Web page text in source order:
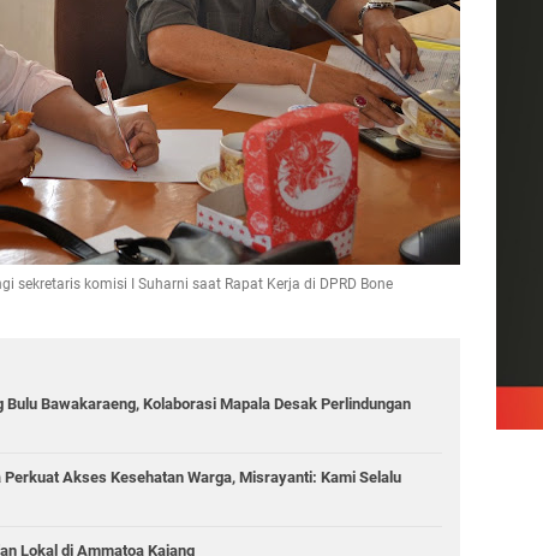
komisi I Suharni saat Rapat Kerja di DPRD Bone
Bawakaraeng, Kolaborasi Mapala Desak Perlindungan
Akses Kesehatan Warga, Misrayanti: Kami Selalu
Lokal di Ammatoa Kajang